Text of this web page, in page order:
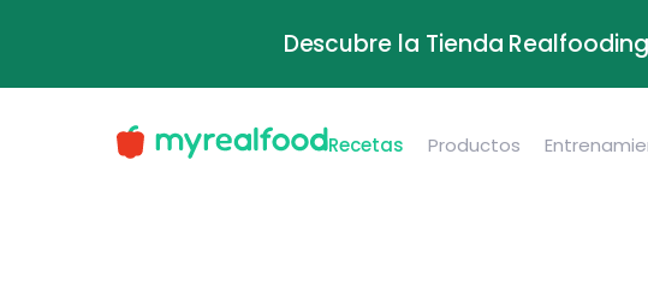
Descubre la Tienda
Recetas Productos